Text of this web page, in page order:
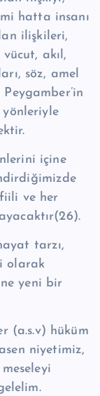
hatta insanı
ilişkileri,
akıl,
söz, amel
yönleriyle
içine
tarzı,
olarak
yeni bir
(a.s.v) hüküm
niyetimiz,